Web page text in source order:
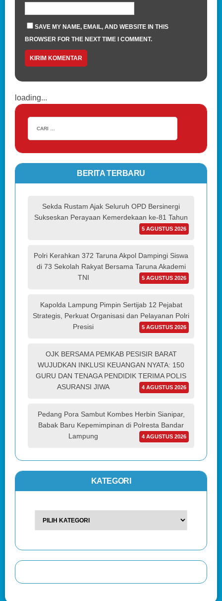
SAVE MY NAME, EMAIL, AND WEBSITE IN THIS
BROWSER FOR THE NEXT TIME I COMMENT.
loading...
BERITA TERBARU
Sekda Rustam Ajak Seluruh OPD Bersinergi
Sukseskan Perayaan Kemerdekaan ke-81 Tahun
5 AGUSTUS 2026
Polri Kerahkan 372 Taruna Akpol Dampingi Siswa
di 73 Sekolah Rakyat Bersama Taruna Akademi
TNI
5 AGUSTUS 2026
Kapolda Lampung Pimpin Sertijab 12 Pejabat
Strategis, Perkuat Organisasi dan Pelayanan Polri
Presisi
5 AGUSTUS 2026
OJK BERSAMA PEMKAB PESISIR BARAT
WUJUDKAN INKLUSI KEUANGAN NYATA: 150
GURU DAN TENAGA PENDIDIK TERIMA POLIS
ASURANSI JIWA
4 AGUSTUS 2026
Pedang Pora Sambut Kombes Herbin Sianipar,
Babak Baru Kepemimpinan di Polresta Bandar
Lampung
4 AGUSTUS 2026
KATEGORI